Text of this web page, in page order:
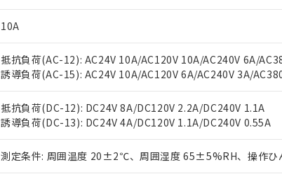
10A
抵抗負荷(AC-12): AC24V 10A/AC120V 10A/AC240V 6A/
誘導負荷(AC-15): AC24V 10A/AC120V 6A/AC240V 3A/
抵抗負荷(DC-12): DC24V 8A/DC120V 2.2A/DC240V 1.1A
誘導負荷(DC-13): DC24V 4A/DC120V 1.1A/DC240V 0.55A
測定条件: 周囲温度 20±2℃、周囲湿度 65±5%RH、操作ひ
本サービスは、当社制御機器事業取扱商品の当社在
くものです。
当社制御機器事業取扱商品の中には、本サービスの
在庫状況および標準価格照会結果は、記載している
のであり、閲覧された時点での実際の在庫および標
い。
正式な納期状況および標準価格はお客様のお取引先
仕入先様の事情により、非含有部品としていたものが、
があります。
*EU RoHS指令（10物質）：
鉛(Pb) 1000ppm以下、 水銀(Hg) 1000ppm以下、 カドミウム(Cd)
六価クロム(Cr(Ⅵ)) 1000ppm以下、ポリ臭化ビフェニル類(PBB)
フタル酸ビス(2-エチルヘキシル) (DEHP)(別名：DOP) 1000ppm以下、フ
ル（DBP） 1000ppm以下、フタル酸ジイソブチル (DIBP) 1000ppm以下
但し、RoHS指令で産業用監視および制御機器に対する適用除外項目は除く
フタル酸エステル類の４物質については閾値を超える意図的な使用がない
※1 中国RoHS○×表
「○」：最大均質材料含有率が中国RoHSの基準値以下
「×」：最大均質材料含有率が中国RoHSの基準値を超え
「－」：未確認です。当社販売部門へお問い合わせくだ
*中国RoHS10物質の基準値 (GB/T26572)：
Pb(鉛) :1000ppm、 Hg(水銀) : 1000ppm、 Cd(カドミウム) : 100ppm、
Cr(Ⅵ)(六価クロム) : 1000ppm、 PBBs(ポリ臭化ビフェニル類) : 1000ppm
当社は、これら貴社製品のうち、外国為替および外
う）を輸出または国外への提供する場合は、日本国
などの必要な手続きをとります。
当社は規制貨物を破棄する場合は、完全に破砕する
ます。
当社は貴社製品を、核兵器、ミサイル、化学兵器、
置等に一切使用いたしません。
説明
一定数以上の在庫あり